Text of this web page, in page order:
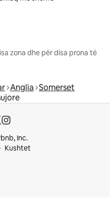
zona dhe për disa prona të
Anglia Somerset
Inc.
Kushtet